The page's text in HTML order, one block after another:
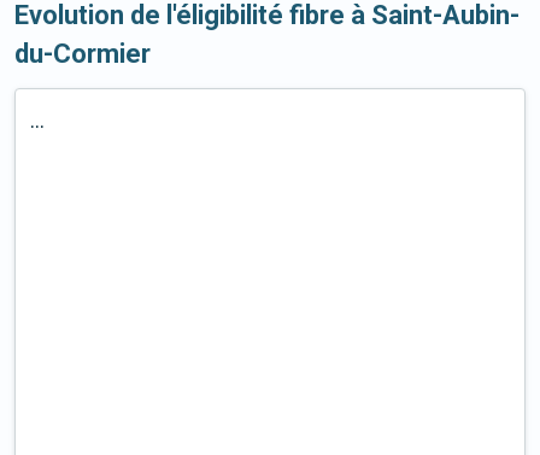
Evolution de l'éligibilité fibre à Saint-Aubin-
du-Cormier
...